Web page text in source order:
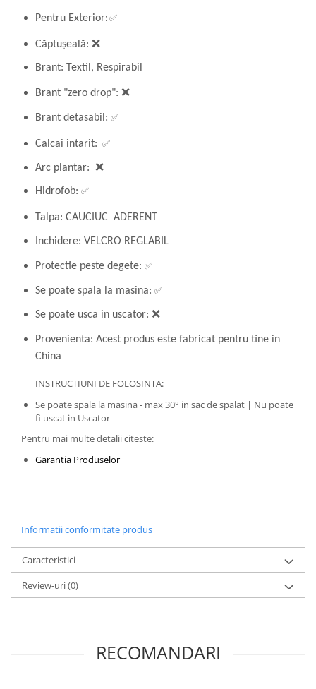
Pentru Exterior: ✅
Căptușeală: ❌
Brant: Textil, Respirabil
Brant "zero drop": ❌
Brant detasabil: ✅
Calcai intarit: ✅
Arc plantar: ❌
Hidrofob: ✅
Talpa: CAUCIUC ADERENT
Inchidere: VELCRO REGLABIL
Protectie peste degete: ✅
Se poate spala la masina: ✅
Se poate usca in uscator: ❌
Provenienta: Acest produs este fabricat pentru tine in
China
INSTRUCTIUNI DE FOLOSINTA:
Se poate spala la masina - max 30° in sac de spalat | Nu poate
fi uscat in Uscator
Pentru mai multe detalii citeste:
Garantia Produselor
Informatii conformitate produs
Caracteristici
Review-uri(0)
RECOMANDARI